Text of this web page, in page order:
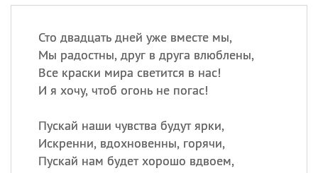
Сто двадцать дней уже вместе мы,
Мы радостны, друг в друга влюблены,
Все краски мира светится в нас!
И я хочу, чтоб огонь не погас!
Пускай наши чувства будут ярки,
Искренни, вдохновенны, горячи,
Пускай нам будет хорошо вдвоем,